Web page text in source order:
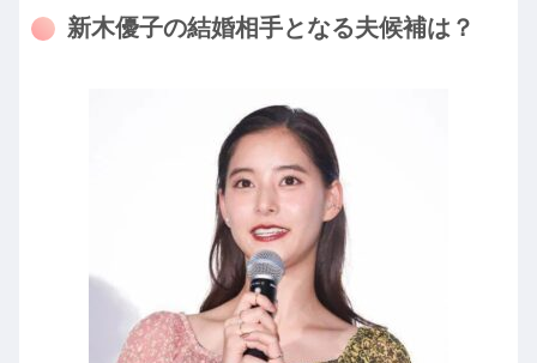
新木優子の結婚相手となる夫候補は？